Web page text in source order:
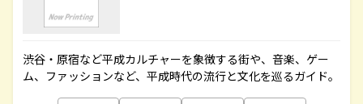
渋谷・原宿など平成カルチャーを象徴する街や、音楽、ゲー
ム、ファッションなど、平成時代の流行と文化を巡るガイド。